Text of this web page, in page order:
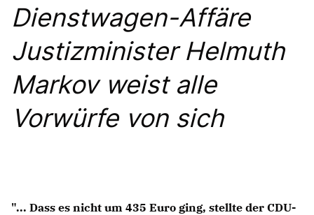
MEIN WAHLKREIS
ZIELE
Redebeiträge
Anträge CDU
Kleine Anfragen
CDU Deutschland
Dienstwagen-Affäre
Justizminister Helmuth
Markov weist alle
Vorwürfe von sich
"... Dass es nicht um 435 Euro ging, stellte der CDU-